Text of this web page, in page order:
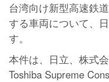
台湾向け新型高速鉄
する車両について、
す。
本件は、日立、株式
Toshiba Supreme